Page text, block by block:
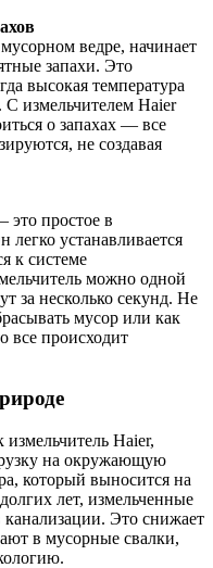
ведре, начинает
запахи. Это
высокая температура
С измельчителем Haier
о запахах — все
не создавая
это простое в
легко устанавливается
к системе
можно одной
за несколько секунд. Не
мусор или как
все происходит
Haier,
на окружающую
который выносится на
лет, измельченные
Это снижает
в мусорные свалки,